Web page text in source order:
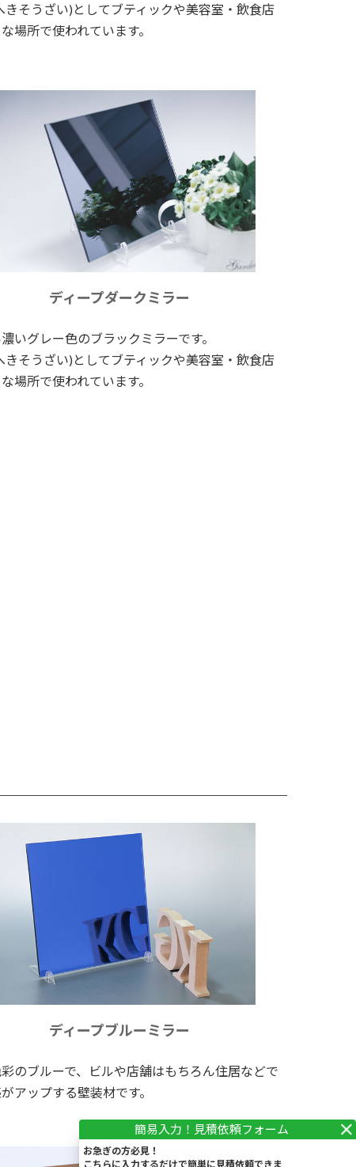
きそうざい)としてブティックや美容室・飲食店
場所で使われています。
ディープダークミラー
いグレー色のブラックミラーです。
きそうざい)としてブティックや美容室・飲食店
場所で使われています。
ディープブルーミラー
のブルーで、ビルや店舗はもちろん住居などで
アップする壁装材です。
お急ぎの方必見！
こちらに入力するだけで簡単に見積依頼できま